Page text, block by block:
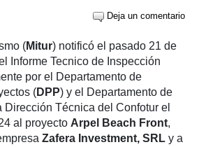
Deja un comentario
(Mitur) notificó el pasado 21 de
Informe Tecnico de Inspección
por el Departamento de
(DPP) y el Departamento de
Dirección Técnica del Confotur el
al proyecto Arpel Beach Front,
Zafera Investment, SRL y a